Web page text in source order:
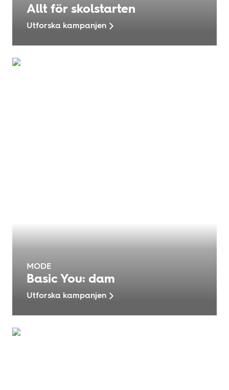
Allt för skolstarten
Utforska kampanjen
MODE
Basic You: dam
Utforska kampanjen